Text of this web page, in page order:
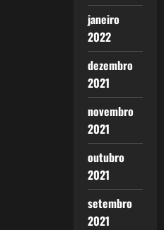
janeiro
2022
dezembro
2021
novembro
2021
outubro
2021
setembro
2021